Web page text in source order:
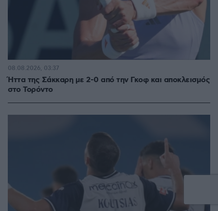
Ήττα της Σάκκαρη με 2-0 από την Γκοφ και αποκλεισμός
στο Τορόντο
08.08.2026, 03:37